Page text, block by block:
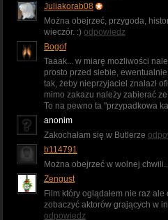
Juliakorab08
Można obejrzeć, przygoda,
wieczór. :) odpowiedz
Bogof
Taaak... w miarę możliwości
prosto przed siebie,
tak, żeby nieprzyjaciel znalazł
mimo zakazu należy zabierać ze
To na pewno ta "przypadkowa
anonim
Zakochałam się w Butlerze
b114791
Można obejrzeć w wolnej chwili...
Zengust
Film który oglądałem nie raz
zobaczyć aktorów grających w
odpowiedz